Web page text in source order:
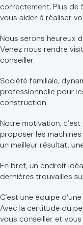
correctement. Plus
vous aider à réaliser
Nous serons heureux
Venez nous rendre
conseiller.
Société familiale,
professionnelle pour
construction.
Notre motivation,
proposer les
un meilleur résultat,
En bref, un endroit
dernières trouvailles
C’est une équipe
Avec la certitude du
vous conseiller et